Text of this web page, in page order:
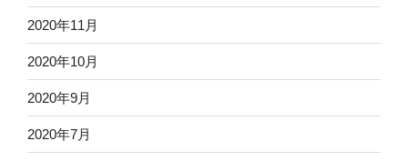
2020年11月
2020年10月
2020年9月
2020年7月